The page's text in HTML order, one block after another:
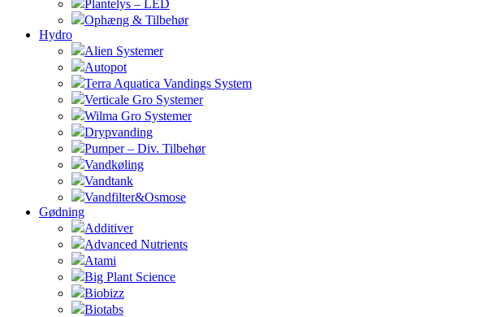
Plantelys – LED
Ophæng & Tilbehør
Hydro
Alien Systemer
Autopot
Terra Aquatica Vandings System
Verticale Gro Systemer
Wilma Gro Systemer
Drypvanding
Pumper – Div. Tilbehør
Vandkøling
Vandtank
Vandfilter&Osmose
Gødning
Additiver
Advanced Nutrients
Atami
Big Plant Science
Biobizz
Biotabs